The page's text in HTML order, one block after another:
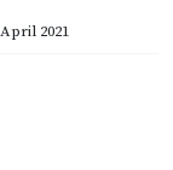
2021